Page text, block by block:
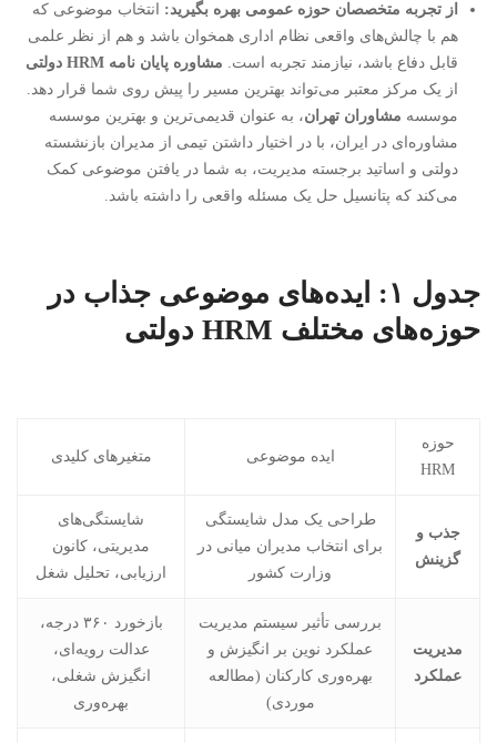
از تجربه متخصصان حوزه عمومی بهره بگیرید: انتخاب موضوعی که
هم با چالش‌های واقعی نظام اداری همخوان باشد و هم از نظر علمی
قابل دفاع باشد، نیازمند تجربه است. مشاوره پایان نامه HRM دولتی
از یک مرکز معتبر می‌تواند بهترین مسیر را پیش روی شما قرار دهد.
موسسه مشاوران تهران، به عنوان قدیمی‌ترین و بهترین موسسه
مشاوره‌ای در ایران، با در اختیار داشتن تیمی از مدیران بازنشسته
دولتی و اساتید برجسته مدیریت، به شما در یافتن موضوعی کمک
می‌کند که پتانسیل حل یک مسئله واقعی را داشته باشد.
جدول ۱: ایده‌های موضوعی جذاب در
حوزه‌های مختلف HRM دولتی
حوزه
HRM
ایده موضوعی متغیرهای کلیدی
جذب و
گزینش
طراحی یک مدل شایستگی
برای انتخاب مدیران میانی در
وزارت کشور
شایستگی‌های
مدیریتی، کانون
ارزیابی، تحلیل شغل
مدیریت
عملکرد
بررسی تأثیر سیستم مدیریت
عملکرد نوین بر انگیزش و
بهره‌وری کارکنان (مطالعه
موردی)
بازخورد ۳۶۰ درجه،
عدالت رویه‌ای،
انگیزش شغلی،
بهره‌وری